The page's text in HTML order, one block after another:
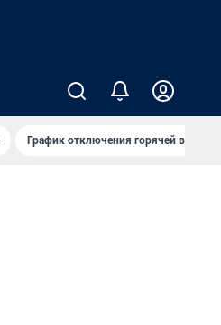
График отключения горячей воды в